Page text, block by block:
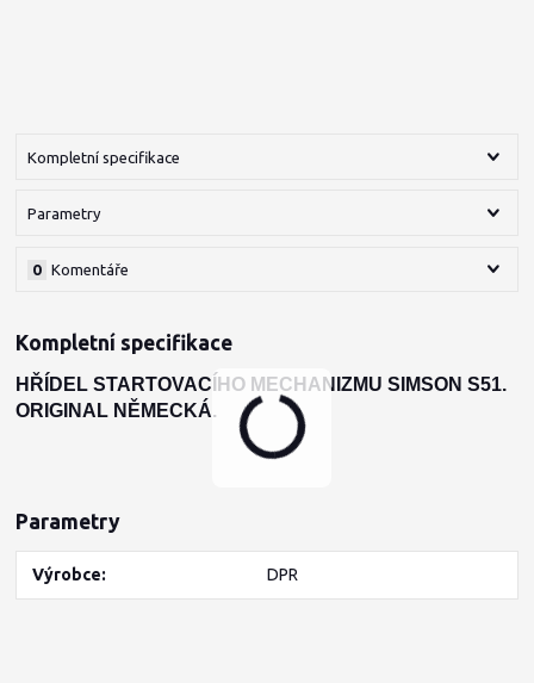
Kompletní specifikace
Parametry
Komentáře
0
Kompletní specifikace
HŘÍDEL STARTOVACÍHO MECHANIZMU SIMSON S51.
ORIGINAL NĚMECKÁ.
Parametry
Výrobce DPR